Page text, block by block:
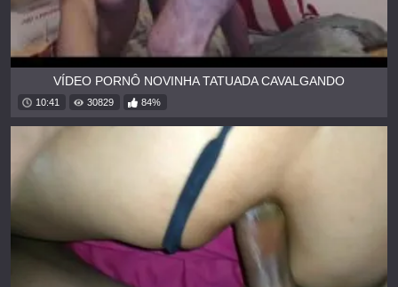
VÍDEO PORNÔ NOVINHA TATUADA CAVALGANDO
10:41 30829 84%